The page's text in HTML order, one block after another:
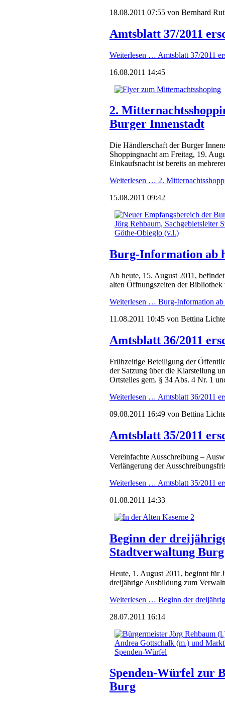
18.08.2011 07:55 von Bernhard
Amtsblatt 37/2011
Weiterlesen … Amtsblatt 37/2011
16.08.2011 14:45
2.
Burger Innenstadt
Die Händlerschaft der Burger
Shoppingnacht am Freitag, 19.
Einkaufsnacht ist bereits an
Weiterlesen … 2.
15.08.2011 09:42
Burg-Information ab
Ab heute, 15. August 2011,
alten Öffnungszeiten der
Weiterlesen … Burg-Information
11.08.2011 10:45 von Bettina
Amtsblatt 36/2011
Frühzeitige Beteiligung der
der Satzung über die Klarstellung
Ortsteiles gem. § 34 Abs. 4 Nr. 1
Weiterlesen … Amtsblatt 36/2011
09.08.2011 16:49 von Bettina
Amtsblatt 35/2011
Vereinfachte Ausschreibung –
Verlängerung der
Weiterlesen … Amtsblatt 35/2011
01.08.2011 14:33
Beginn der
Stadtverwaltung Burg
Heute, 1. August 2011, beginnt für
dreijährige Ausbildung zum
Weiterlesen … Beginn der
28.07.2011 16:14
Spenden-Würfel zur
Burg